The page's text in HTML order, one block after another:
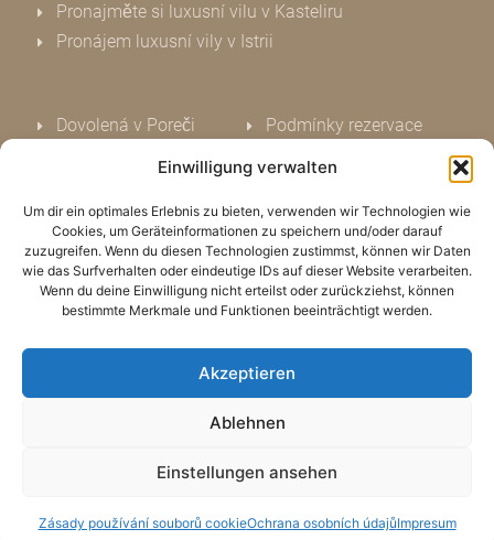
Einwilligung verwalten
Um dir ein optimales Erlebnis zu bieten, verwenden wir Technologien wie
Cookies, um Geräteinformationen zu speichern und/oder darauf
zuzugreifen. Wenn du diesen Technologien zustimmst, können wir Daten
wie das Surfverhalten oder eindeutige IDs auf dieser Website verarbeiten.
Wenn du deine Einwilligung nicht erteilst oder zurückziehst, können
bestimmte Merkmale und Funktionen beeinträchtigt werden.
Akzeptieren
Ablehnen
Einstellungen ansehen
Zásady používání souborů cookieOchrana osobních údajůImpresum
Pronajměte si luxusní vilu v Kasteliru
Pronájem luxusní vily v Istrii
Dovolená v Poreči
Dovolená v Kasteliru
Dovolená u moře
Podmínky rezervace
Ochrana osobních údajů
Kontakt
Ohodnoťte nás
Oznámení o cookies (EU)